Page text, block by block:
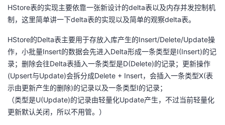
HStore表的实现主要依靠一张新设计的delta表以及内存并发控制机
制，这里简单讲一下delta表的实现以及简单的观察delta表。
HStore的Delta表主要用于存放入库产生的Insert/Delete/Update操
作，小批量Insert的数据会先进入Delta形成一条类型是I(Insert)的记
录；删除会往Delta表插入一条类型是D(Delete)的记录；更新操作
(Upsert与Update)会拆分成Delete + Insert，会插入一条类型X(表
示由更新产生的删除)的记录以及一条类型I的记录；
（类型是U(Update)的记录由轻量化Update产生，不过当前轻量化
更新默认关闭，所以不用管。）